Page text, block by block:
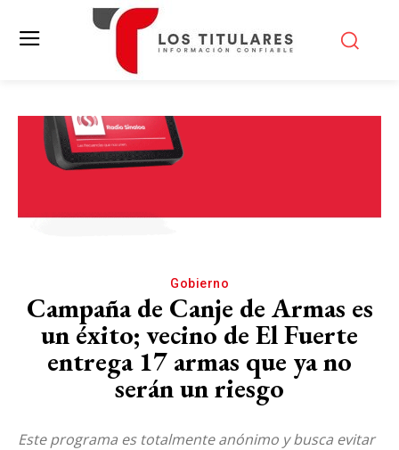
Gobierno
Campaña de Canje de Armas es
un éxito; vecino de El Fuerte
entrega 17 armas que ya no
serán un riesgo
Este programa es totalmente anónimo y busca evitar